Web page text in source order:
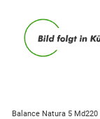
Balance Natura 5 Md220